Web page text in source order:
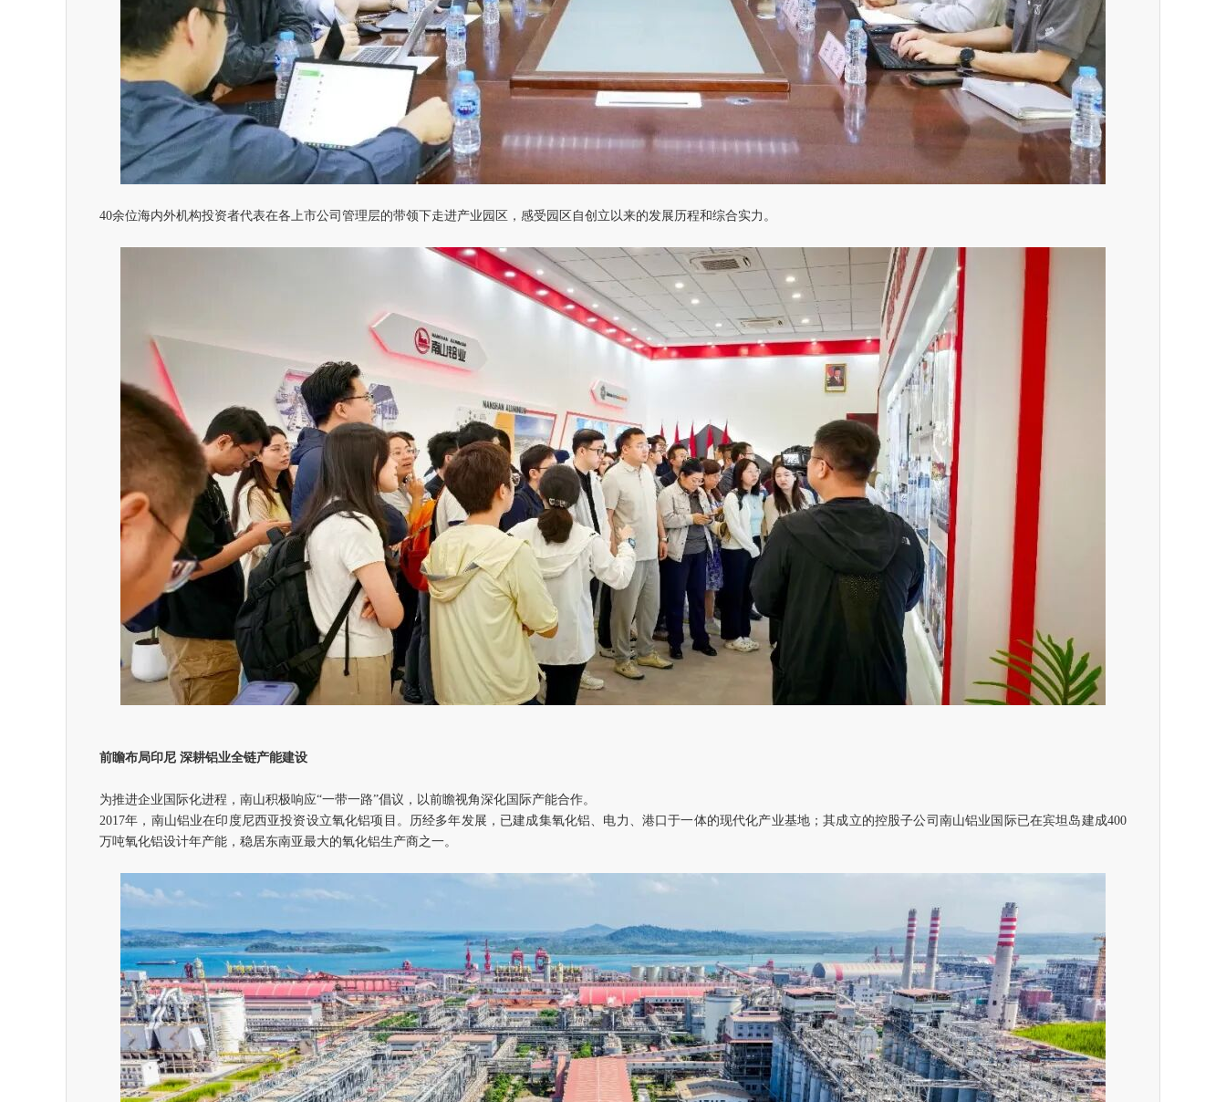
40余位海内外机构投资者代表在各上市公司管理层的带领下走进产业园区，感受园区自创立以来的发展历程和综合实力。
前瞻布局印尼 深耕铝业全链产能建设
为推进企业国际化进程，南山积极响应“一带一路”倡议，以前瞻视角深化国际产能合作。
2017年，南山铝业在印度尼西亚投资设立氧化铝项目。历经多年发展，已建成集氧化铝、电力、港口于一体的现代化产业基地；其成立的控股子公司南山铝业国际已在宾坦岛建成400
万吨氧化铝设计年产能，稳居东南亚最大的氧化铝生产商之一。